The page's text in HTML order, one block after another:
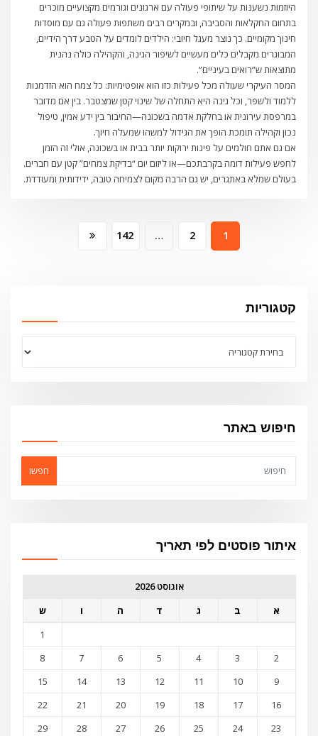
היוזמות נשענות על שיתופי פעולה עם ארגונים וגורמים מקצועיים מוכרים
בתחום החקלאות והסביבה, ובמקרים רבים משתפות פעולה גם עם מוסדות
חינוך מקומיים. כך נוצר מעגל חיובי: הילדים לומדים על הטבע דרך הידיים,
המבוגרים מקבלים כלים מעשיים לשיפור הגינה, והקהילה כולה נהנית
מתוצאות ש”רואים בעיניים”.
המסר העיקרי שעולה מכל פעילות כזו הוא אופטימיות: כל צמח הוא הזדמנות
ללמוד ולשפר, וכל גינה היא התחלה של שינוי קטן שמצטבר. בין אם מדובר
במרפסת עירונית או בחלקת אדמה בשכונה—החיבור בין ידע אמין, טיפול
נכון וקהילה תומכת הופך את הגידול למשהו שמעלה חיוך.
אם גם אתם חולמים על פינות ירוקות יותר בבית או בשכונה, אולי זה הזמן
לחפש פעילות דומה בקרבתכם—או ליזום יום “בדיקת צמחים” קטן עם חברים.
בעולם שמלא באתגרים, יש גם הרבה מקום לצמיחה טובה, ידידותית ומעודדת.
pagination
1
2
…
142
קטגוריות
חיפוש באתר
חפשו
איתור פוסטים לפי תאריך
אוגוסט 2026
א
ב ג ד ה ו
ש
1
2
3
4
5
6
7
8
9
10
11
12
13
14
15
16
17
18
19
20
21
22
23
24
25
26
27
28
29